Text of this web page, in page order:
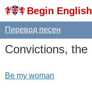
Begin English
Перевод песен
Convictions, the
Be my woman